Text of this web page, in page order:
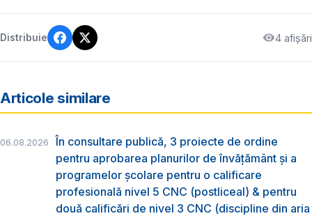
Distribuie 4 afișări
Articole similare
06.08.2026
În consultare publică, 3 proiecte de ordine
pentru aprobarea planurilor de învățământ și a
programelor școlare pentru o calificare
profesională nivel 5 CNC (postliceal) & pentru
două calificări de nivel 3 CNC (discipline din aria